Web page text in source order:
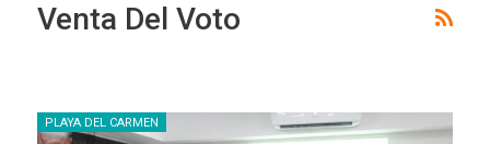
Venta Del Voto
PLAYA DEL CARMEN